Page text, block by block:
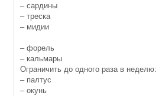
– сардины
– треска
– мидии
– форель
– кальмары
Ограничить до одного раза в неделю:
– палтус
– окунь